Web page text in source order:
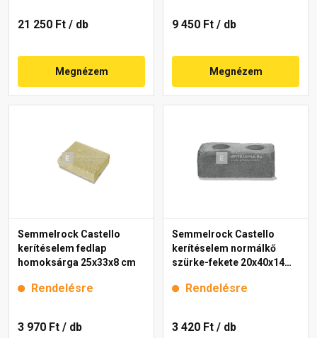
21 250 Ft / db
Megnézem
9 450 Ft / db
Megnézem
Semmelrock Castello
kerítéselem fedlap
homoksárga 25x33x8 cm
Rendelésre
3 970 Ft / db
Semmelrock Castello
kerítéselem normálkő
szürke-fekete 20x40x14
Rendelésre
3 420 Ft / db